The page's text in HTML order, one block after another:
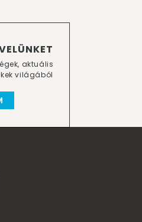
aktuális
világából